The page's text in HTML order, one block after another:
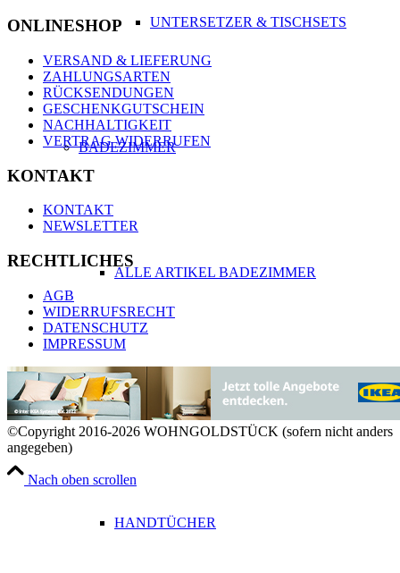
UNTERSETZER & TISCHSETS
BADEZIMMER
ALLE ARTIKEL BADEZIMMER
TOILETTENPAPIERHALTER
HANDTÜCHER
ONLINESHOP
VERSAND & LIEFERUNG
ZAHLUNGSARTEN
RÜCKSENDUNGEN
GESCHENKGUTSCHEIN
NACHHALTIGKEIT
VERTRAG WIDERRUFEN
KONTAKT
KONTAKT
NEWSLETTER
RECHTLICHES
AGB
WIDERRUFSRECHT
DATENSCHUTZ
IMPRESSUM
©Copyright 2016-2026 WOHNGOLDSTÜCK (sofern nicht anders
angegeben)
Nach oben scrollen